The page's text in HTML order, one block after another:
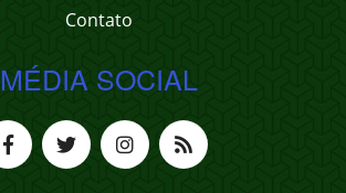
Contato
MÉDIA SOCIAL